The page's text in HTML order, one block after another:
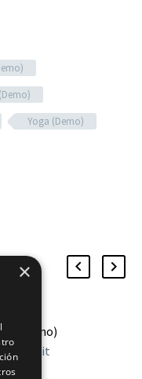
Yoga (Demo)
(Demo)
dolor sit
×